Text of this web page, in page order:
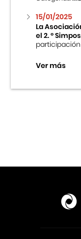
15/01/2025
La
el 2. °
participación
Ver más